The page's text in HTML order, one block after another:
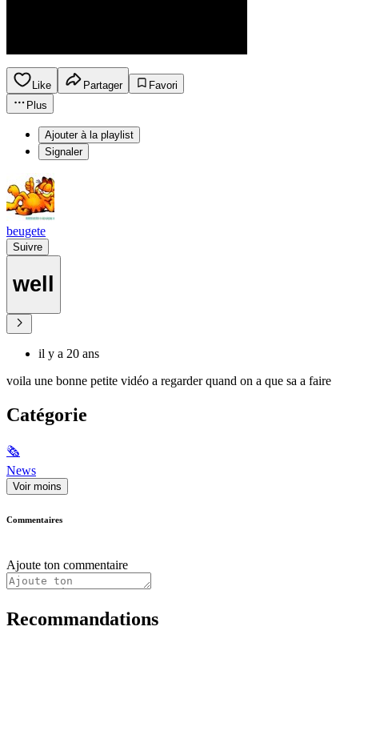
Like Partager
Favori
Plus
Ajouter à la playlist
Signaler
beugete
Suivre
well
il y a 20 ans
voila une bonne petite vidéo a regarder quand on a que sa a faire
Catégorie
🗞
News
Voir moins
Commentaires
Ajoute ton commentaire
Recommandations